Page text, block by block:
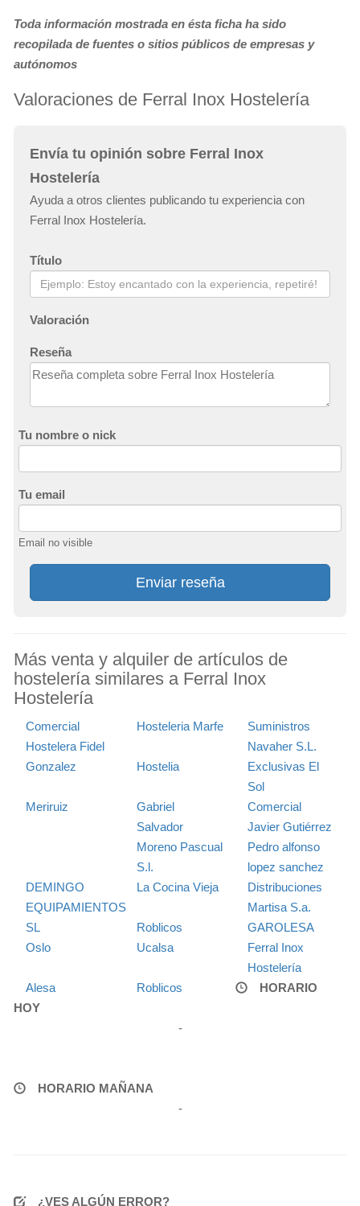
Toda información mostrada en ésta ficha ha sido
recopilada de fuentes o sitios públicos de empresas y
autónomos
Valoraciones de Ferral Inox Hostelería
Envía tu opinión sobre Ferral Inox
Hostelería
Ayuda a otros clientes publicando tu experiencia con
Ferral Inox Hostelería.
Título
Valoración
Reseña
Tu nombre o nick
Tu email
Email no visible
Enviar reseña
Más venta y alquiler de artículos de
hostelería similares a Ferral Inox
Hostelería
Comercial
Hostelera Fidel
Gonzalez
Hosteleria Marfe
Suministros
Navaher S.L.
Hostelia
Exclusivas El
Sol
Meriruiz
Gabriel
Salvador
Moreno Pascual
S.l.
Comercial
Javier Gutiérrez
Pedro alfonso
lopez sanchez
DEMINGO
EQUIPAMIENTOS
SL
La Cocina Vieja
Distribuciones
Martisa S.a.
Roblicos
GAROLESA
Oslo
Ucalsa
Ferral Inox
Hostelería
Alesa
Roblicos
HORARIO
HOY
-
HORARIO MAÑANA
-
¿VES ALGÚN ERROR?